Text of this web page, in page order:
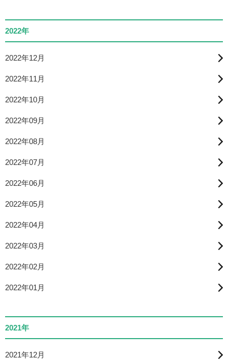
2022年
2022年12月
2022年11月
2022年10月
2022年09月
2022年08月
2022年07月
2022年06月
2022年05月
2022年04月
2022年03月
2022年02月
2022年01月
2021年
2021年12月